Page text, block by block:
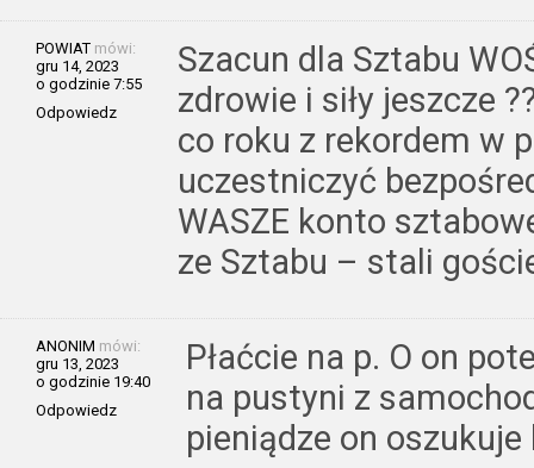
POWIAT mówi:
gru 14, 2023
o godzinie 7:55
Odpowiedz
Szacun dla Sztabu
zdrowie i siły jeszcze
co roku z rekordem w
uczestniczyć
WASZE konto
ze Sztabu – stali
ANONIM mówi:
gru 13, 2023
o godzinie 19:40
Odpowiedz
Płaćcie na p. O on
na pustyni z
pieniądze on oszukuje